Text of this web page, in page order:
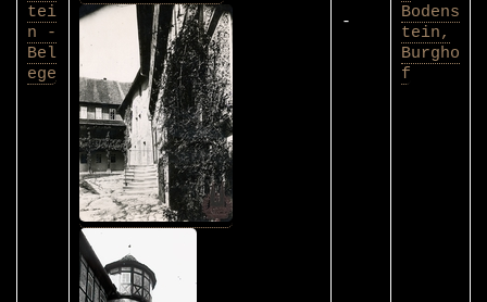
tei
n -
Bel
ege
-
Bodens
tein,
Burgho
f